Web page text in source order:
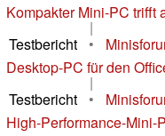
Kompakter Mini-PC trifft
|
Testbericht
•
Desktop-PC für den
|
Testbericht
•
High-Performance-Mini-